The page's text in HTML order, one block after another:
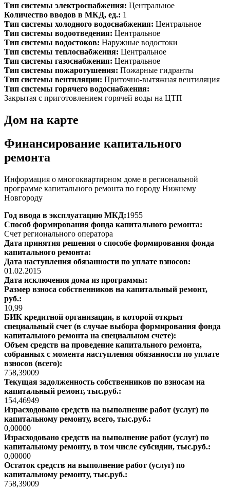
Тип системы электроснабжения: Центральное
Количество вводов в МКД, ед.: 1
Тип системы холодного водоснабжения: Центральное
Тип системы водоотведения: Центральное
Тип системы водостоков: Наружные водостоки
Тип системы теплоснабжения: Центральное
Тип системы газоснабжения: Центральное
Тип системы пожаротушения: Пожарные гидранты
Тип системы вентиляции: Приточно-вытяжная вентиляция
Тип системы горячего водоснабжения:
Закрытая с приготовлением горячей воды на ЦТП
Дом на карте
Финансирование капитального
ремонта
Информация о многоквартирном доме в региональной
программе капитального ремонта по городу Нижнему
Новгороду
Год ввода в эксплуатацию МКД:1955
Способ формирования фонда капитального ремонта:
Счет регионального оператора
Дата принятия решения о способе формирования фонда
капитального ремонта:
Дата наступления обязанности по уплате взносов:
01.02.2015
Дата исключения дома из программы:
Размер взноса собственников на капитальный ремонт,
руб.:
10,99
БИК кредитной организации, в которой открыт
специальный счет (в случае выбора формирования фонда
капитального ремонта на специальном счете):
Объем средств на проведение капитального ремонта,
собранных с момента наступления обязанности по уплате
взносов (всего):
758,39009
Текущая задолженность собственников по взносам на
капитальный ремонт, тыс.руб.:
154,46949
Израсходовано средств на выполнение работ (услуг) по
капитальному ремонту, всего, тыс.руб.:
0,00000
Израсходовано средств на выполнение работ (услуг) по
капитальному ремонту, в том числе субсидии, тыс.руб.:
0,00000
Остаток средств на выполнение работ (услуг) по
капитальному ремонту, тыс.руб.:
758,39009